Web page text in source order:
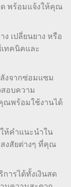
ด พร้อมแจ้งให้คุณ
เปลี่ยนยาง หรือ
ทคนิคและ
งจากซ่อมแซม
อบความ
ณพร้อมใช้งานได้
ห้คำแนะนำใน
งสัยต่างๆ ที่คุณ
ารได้ทั้งเงินสด